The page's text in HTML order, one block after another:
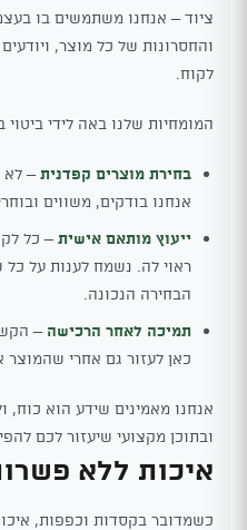
ציוד – אנחנו משתמשים בו
והחסרונות של כל מוצר,
לקוח.
המומחיות שלנו באה לידי ביטוי
בחירת מוצרים קפדנית– לא
אנחנו בודקים, משווים
ייעוץ מותאם אישית– כל
ראוי לה. נשמח לענות על
הבחירה הנכונה.
תמיכה לאחר הרכישה –
כאן לעזור גם אחרי שהמוצר
אנחנו מאמינים שידע הוא כוח,
ובתוכן מקצועי שיעזור לכם
איכות ללא
כשמדובר בקסדות וכפפות,